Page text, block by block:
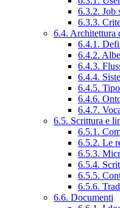
6.3.2. Job
6.3.3.
6.4. Architettura
6.4.1.
6.4.2.
6.4.3.
6.4.4.
6.4.5.
6.4.6.
6.4.7.
6.5. Scrittura e
6.5.1.
6.5.2. Le
6.5.3.
6.5.4.
6.5.5.
6.5.6.
6.6. Documenti